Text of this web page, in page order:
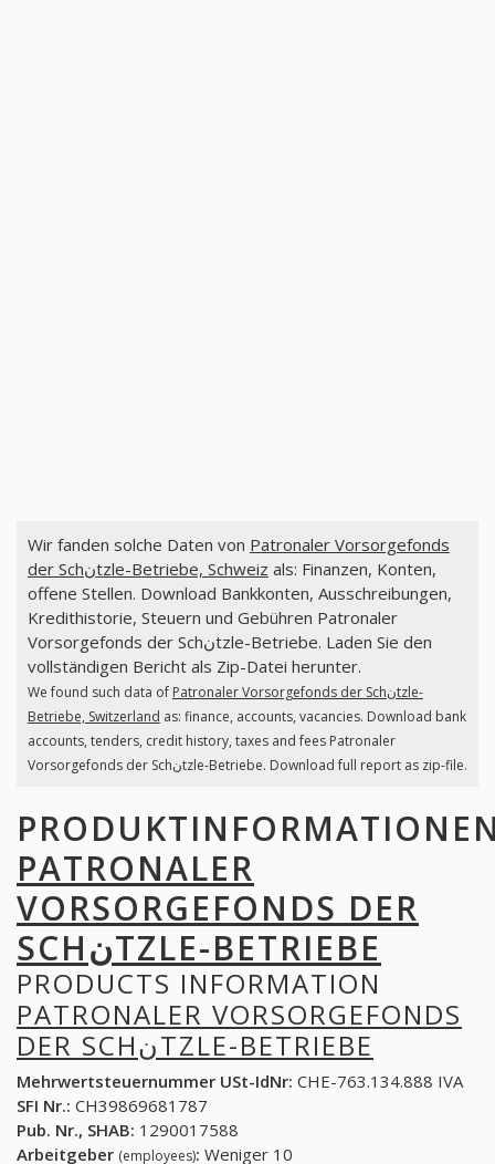
Wir fanden solche Daten von Patronaler Vorsorgefonds
der Schنtzle-Betriebe, Schweiz als: Finanzen, Konten,
offene Stellen. Download Bankkonten, Ausschreibungen,
Kredithistorie, Steuern und Gebühren Patronaler
Vorsorgefonds der Schنtzle-Betriebe. Laden Sie den
vollständigen Bericht als Zip-Datei herunter.
We found such data of Patronaler Vorsorgefonds der Schنtzle-
Betriebe, Switzerland as: finance, accounts, vacancies. Download bank
accounts, tenders, credit history, taxes and fees Patronaler
Vorsorgefonds der Schنtzle-Betriebe. Download full report as zip-file.
PATRONALER
VORSORGEFONDS DER
SCHنTZLE-BETRIEBE
PRODUCTS INFORMATION
PATRONALER VORSORGEFONDS
DER SCHنTZLE-BETRIEBE
Mehrwertsteuernummer USt-IdNr: CHE-763.134.888 IVA
SFI Nr.: CH39869681787
Pub. Nr., SHAB: 1290017588
Arbeitgeber (employees): Weniger 10